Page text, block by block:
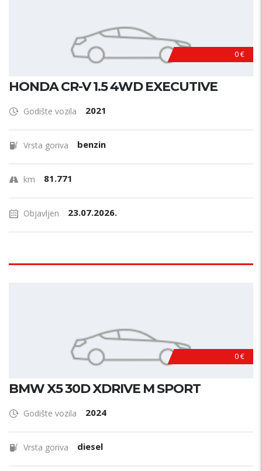
0 €
HONDA CR-V 1.5 4WD EXECUTIVE
Godište vozila 2021
Vrsta goriva benzin
km 81.771
Objavljen 23.07.2026.
0 €
BMW X5 30D XDRIVE M SPORT
Godište vozila 2024
Vrsta goriva diesel